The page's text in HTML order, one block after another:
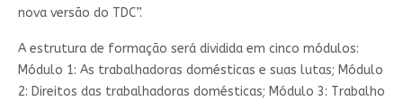
nova versão do TDC”.
A estrutura de formação será dividida em cinco módulos:
Módulo 1: As trabalhadoras domésticas e suas lutas; Módulo
2: Direitos das trabalhadoras domésticas; Módulo 3: Trabalho